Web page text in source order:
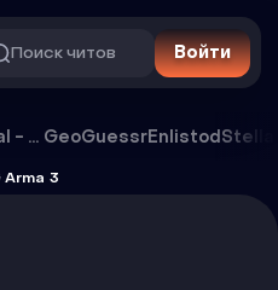
Поиск читов Войти
Oxide Survival - Rust Mobile GeoGuessrEnlistodStella
Arma 3